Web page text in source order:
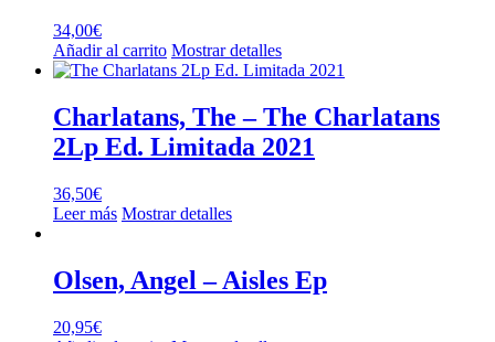
34,00€
Añadir al carrito Mostrar detalles
Charlatans, The – The Charlatans
2Lp Ed. Limitada 2021
36,50€
Leer más Mostrar detalles
Olsen, Angel – Aisles Ep
20,95€